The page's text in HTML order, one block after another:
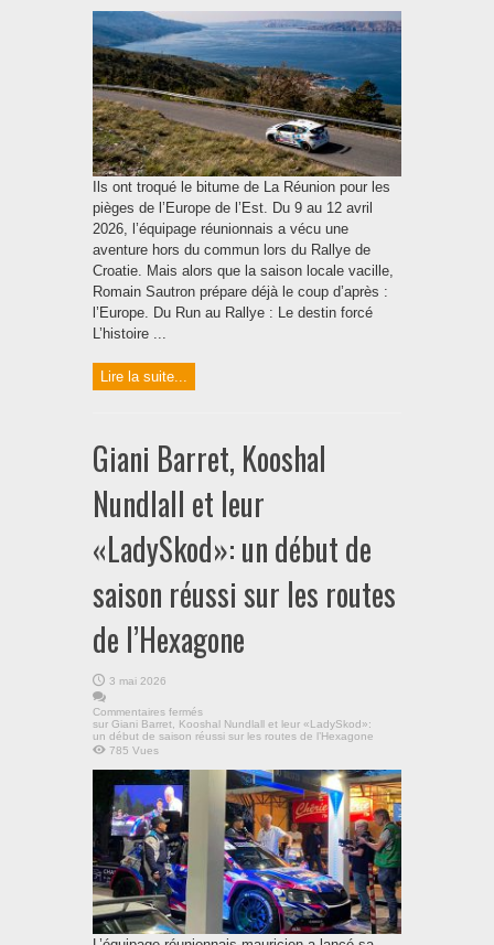
Ils ont troqué le bitume de La Réunion pour les
pièges de l’Europe de l’Est. Du 9 au 12 avril
2026, l’équipage réunionnais a vécu une
aventure hors du commun lors du Rallye de
Croatie. Mais alors que la saison locale vacille,
Romain Sautron prépare déjà le coup d’après :
l’Europe. Du Run au Rallye : Le destin forcé
L’histoire ...
Lire la suite...
Giani Barret, Kooshal
Nundlall et leur
«LadySkod»: un début de
saison réussi sur les routes
de l’Hexagone
3 mai 2026
Commentaires fermés
sur Giani Barret, Kooshal Nundlall et leur «LadySkod»:
un début de saison réussi sur les routes de l’Hexagone
785 Vues